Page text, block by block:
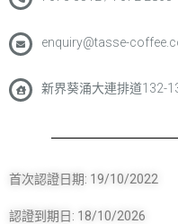
enquiry@tasse-
新界葵涌大連排道132-
首次認證日期: 19/10/2022
認證到期日: 18/10/2026